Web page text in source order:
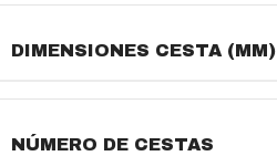
DIMENSIONES CESTA (MM)
NÚMERO DE CESTAS